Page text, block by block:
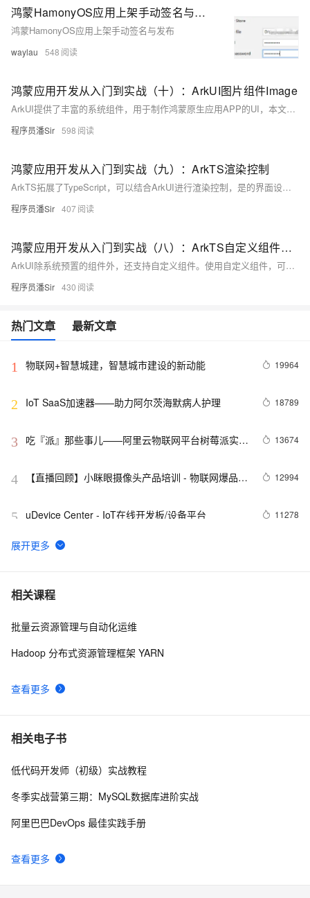
鸿蒙HamonyOS应用上架手动签名与发布
鸿蒙HamonyOS应用上架手动签名与发布
waylau 548
鸿蒙应用开发从入门到实战（十）：ArkUI图片组件Image
ArkUI提供了丰富的系统组件，用于制作鸿蒙原生应用APP的UI，本文主要讲解Image图片组件的使用。
程序员潘Sir 598
鸿蒙应用开发从入门到实战（九）：ArkTS渲染控制
ArkTS拓展了TypeScript，可以结合ArkUI进行渲染控制，是的界面设计具有可编程性。本文简要描述鸿蒙应用开发中的条件渲染和循环渲染。
程序员潘Sir 407
鸿蒙应用开发从入门到实战（八）：ArkTS自定义组件语法
ArkUI除系统预置的组件外，还支持自定义组件。使用自定义组件，可使代码的结构更加清晰，并且能提高代码的复用性。
程序员潘Sir 430
热门文章 最新文章
1 物联网+智慧城建，智慧城市建设的新动能 19964
2 IoT SaaS加速器——助力阿尔茨海默病人护理 18789
3
吃『派』那些事儿——阿里云物联网平台树莓派实战
13674
4
【直播回顾】小眯眼摄像头产品培训 - 物联网爆品推
12994
5 uDevice Center - IoT在线开发板/设备平台 11278
6 NB-IOT物联网平台是如何工作的
7 像改PPT一样去复用AIoT解决方案【IoT Studio 1.7上
8 流计算风云再起 - PostgreSQL携PipelineDB力挺
相关课程
查看更多
批量云资源管理与自动化运维
Hadoop 分布式资源管理框架 YARN
相关电子书
查看更多
低代码开发师（初级）实战教程
冬季实战营第三期：MySQL数据库进阶实战
阿里巴巴DevOps 最佳实践手册